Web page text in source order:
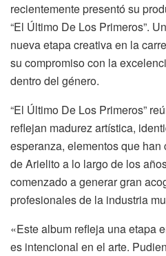
recientemente presentó su
“El Último De Los Primeros”.
nueva etapa creativa en la
su compromiso con la
dentro del género.
“El Último De Los Primeros”
reflejan madurez artística,
esperanza, elementos que
de Arielito a lo largo de los
comenzado a generar gran
profesionales de la industria
«Este album refleja una etapa
es intencional en el arte.